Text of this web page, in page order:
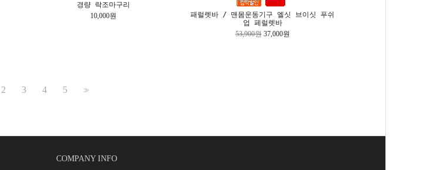
경량 락조마구리
10,000원
패럴렛바 / 맨몸운동기구 엘싯 브이싯 푸쉬
업 페럴렛바
53,900원 37,000원
2 3 4 5 >>
COMPANY INFO